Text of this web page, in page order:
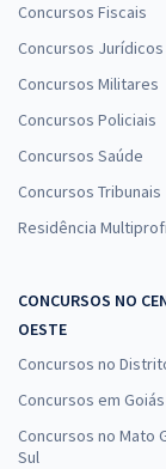
Concursos Fiscais
Concursos Jurídicos
Concursos Militares
Concursos Policiais
Concursos Saúde
Concursos Tribunais
Residência
CONCURSOS NO
OESTE
Concursos no
Concursos em Goiás
Concursos no Mato
Sul